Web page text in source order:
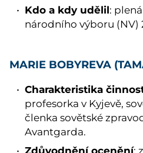
Kdo a kdy udělil:
národního výboru (NV)
MARIE BOBYREVA
Charakteristika
profesorka v Kyjevě,
členka sovětské
Avantgarda.
: